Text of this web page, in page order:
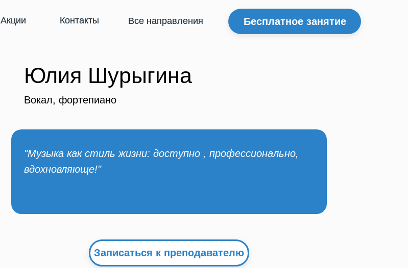
Акции
Акции Все направления
Все направления
Контакты
Контакты Бесплатное занятие
Записаться к преподавателю
"Музыка как стиль жизни: доступно , профессионально,
вдохновляюще!"
Вокал, фортепиано
Юлия Шурыгина